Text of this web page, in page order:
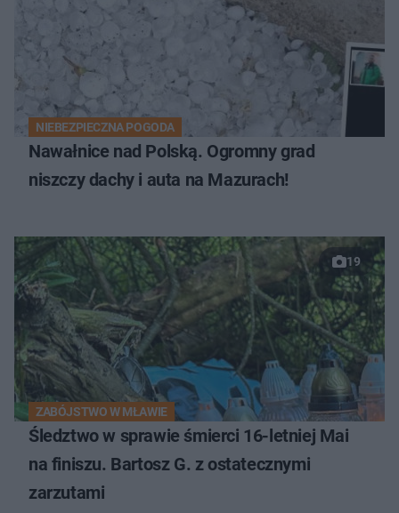
NIEBEZPIECZNA POGODA
Nawałnice nad Polską. Ogromny grad
niszczy dachy i auta na Mazurach!
19
ZABÓJSTWO W MŁAWIE
Śledztwo w sprawie śmierci 16-letniej Mai
na finiszu. Bartosz G. z ostatecznymi
zarzutami